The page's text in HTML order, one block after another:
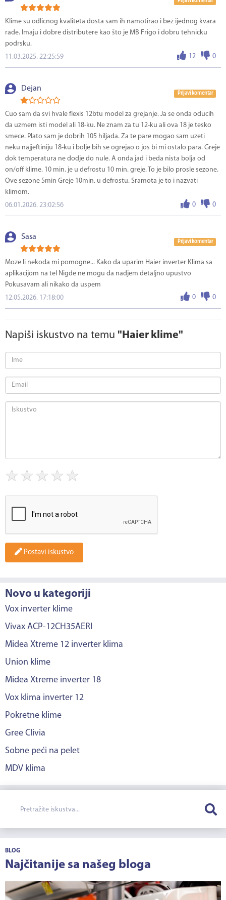
Klime su odlicnog kvaliteta dosta sam ih namotirao i bez ijednog kvara
rade. Imaju i dobre distributere kao što je MB Frigo i dobru tehnicku
podrsku.
12
0
11.03.2025. 22:25:59
Dejan
Prijavi komentar
Cuo sam da svi hvale flexis 12btu model za grejanje. Ja se onda oducih
da uzmem isti model ali 18-ku. Ne znam za tu 12-ku ali ova 18 je tesko
smece. Plato sam je dobrih 105 hiljada. Za te pare mogao sam uzeti
neku najjeftiniju 18-ku i bolje bih se ogrejao o jos bi mi ostalo para. Greje
dok temperatura ne dodje do nule. A onda jad i beda nista bolja od
on/off klime. 10 min. je u defrostu 10 min. greje. To je bilo prosle sezone.
Ove sezone 5min Greje 10min. u defrostu. Sramota je to i nazvati
klimom.
0
0
06.01.2026. 23:02:56
Sasa
Prijavi komentar
Moze li nekoda mi pomogne... Kako da uparim Haier inverter Klima sa
aplikacijom na tel Nigde ne mogu da nadjem detaljno upustvo
Pokusavam ali nikako da uspem
0
0
12.05.2026. 17:18:00
Napiši iskustvo na temu "Haier klime"
★ ★ ★ ★ ★
Postavi iskustvo
Novo u kategoriji
Vox inverter klime
Vivax ACP-12CH35AERI
Midea Xtreme 12 inverter klima
Union klime
Midea Xtreme inverter 18
Vox klima inverter 12
Pokretne klime
Gree Clivia
Sobne peći na pelet
MDV klima
BLOG
Najčitanije sa našeg bloga